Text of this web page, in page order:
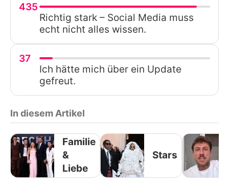
435
Richtig stark – Social Media muss
echt nicht alles wissen.
37
Ich hätte mich über ein Update
gefreut.
In diesem Artikel
Familie
&
Liebe
Stars